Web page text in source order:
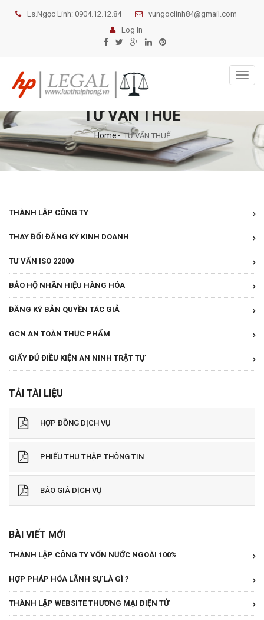
Ls.Ngọc Linh: 0904.12.12.84
vungoclinh84@gmail.com
Log In
TƯ VẤN THUẾ
Home TƯ VẤN THUẾ
THÀNH LẬP CÔNG TY
THAY ĐỔI ĐĂNG KÝ KINH DOANH
TƯ VẤN ISO 22000
BẢO HỘ NHÃN HIỆU HÀNG HÓA
ĐĂNG KÝ BẢN QUYỀN TÁC GIẢ
GCN AN TOÀN THỰC PHẨM
GIẤY ĐỦ ĐIỀU KIỆN AN NINH TRẬT TỰ
TẢI TÀI LIỆU
HỢP ĐỒNG DỊCH VỤ
PHIẾU THU THẬP THÔNG TIN
BÁO GIÁ DỊCH VỤ
BÀI VIẾT MỚI
THÀNH LẬP CÔNG TY VỐN NƯỚC NGOÀI 100%
HỢP PHÁP HÓA LÃNH SỰ LÀ GÌ ?
THÀNH LẬP WEBSITE THƯƠNG MẠI ĐIỆN TỬ